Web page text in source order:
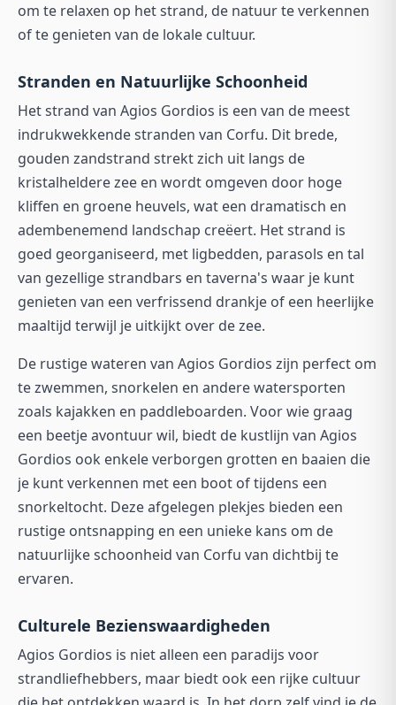
om te relaxen op het strand, de natuur te verkennen
of te genieten van de lokale cultuur.
Stranden en Natuurlijke Schoonheid
Het strand van Agios Gordios is een van de meest
indrukwekkende stranden van Corfu. Dit brede,
gouden zandstrand strekt zich uit langs de
kristalheldere zee en wordt omgeven door hoge
kliffen en groene heuvels, wat een dramatisch en
adembenemend landschap creëert. Het strand is
goed georganiseerd, met ligbedden, parasols en tal
van gezellige strandbars en taverna's waar je kunt
genieten van een verfrissend drankje of een heerlijke
maaltijd terwijl je uitkijkt over de zee.
De rustige wateren van Agios Gordios zijn perfect om
te zwemmen, snorkelen en andere watersporten
zoals kajakken en paddleboarden. Voor wie graag
een beetje avontuur wil, biedt de kustlijn van Agios
Gordios ook enkele verborgen grotten en baaien die
je kunt verkennen met een boot of tijdens een
snorkeltocht. Deze afgelegen plekjes bieden een
rustige ontsnapping en een unieke kans om de
natuurlijke schoonheid van Corfu van dichtbij te
ervaren.
Culturele Bezienswaardigheden
Agios Gordios is niet alleen een paradijs voor
strandliefhebbers, maar biedt ook een rijke cultuur